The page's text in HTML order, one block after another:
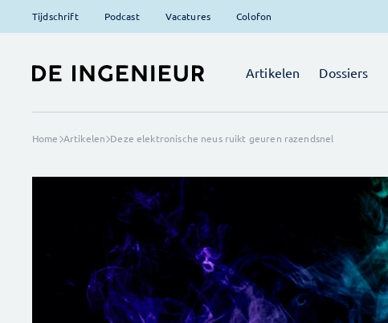
Tijdschrift Podcast Vacatures Colofon
Artikelen Dossiers
Home Artikelen Deze elektronische neus ruikt geuren razendsnel